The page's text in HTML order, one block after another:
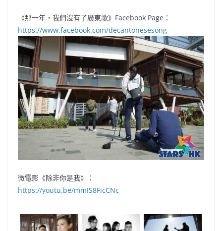
《那一年，我們沒有了廣東歌》Facebook Page：
https://www.facebook.com/decantonesesong
微電影《除非你是我》：
https://youtu.be/mmIS8FicCNc